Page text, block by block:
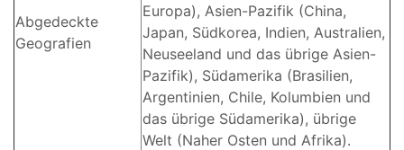
Abgedeckte
Geografien
Europa), Asien-Pazifik (China,
Japan, Südkorea, Indien, Australien,
Neuseeland und das übrige Asien-
Pazifik), Südamerika (Brasilien,
Argentinien, Chile, Kolumbien und
das übrige Südamerika), übrige
Welt (Naher Osten und Afrika).